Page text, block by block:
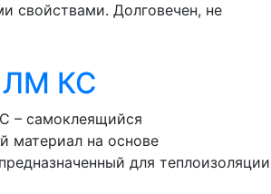
свойствами. Долговечен, не
ЛМ КС
– самоклеящийся
материал на основе
для теплоизоляции